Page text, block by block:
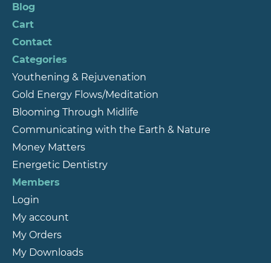
Blog
Cart
Contact
Categories
Youthening & Rejuvenation
Gold Energy Flows/Meditation
Blooming Through Midlife
Communicating with the Earth & Nature
Money Matters
Energetic Dentistry
Members
Login
My account
My Orders
My Downloads